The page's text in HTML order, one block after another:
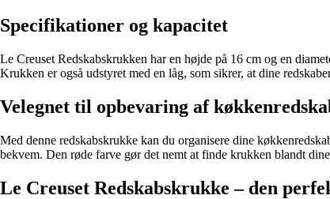
Specifikationer og kapacitet
Le Creuset Redskabskrukken har en højde på 16 cm og en
Krukken er også udstyret med en låg, som sikrer, at dine
Velegnet til opbevaring af
Med denne redskabskrukke kan du organisere dine
bekvem. Den røde farve gør det nemt at finde krukken blandt
Le Creuset Redskabskrukke – den